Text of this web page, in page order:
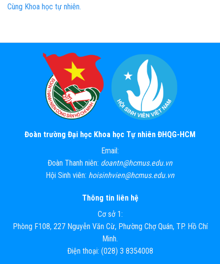
Cùng Khoa học tự nhiên.
Đoàn trường Đại học Khoa học Tự nhiên ĐHQG-HCM
Email:
Đoàn Thanh niên: doantn@hcmus.edu.vn
Hội Sinh viên: hoisinhvien@hcmus.edu.vn
Thông tin liên hệ
Cơ sở 1:
Phòng F108, 227 Nguyễn Văn Cừ, Phường Chợ Quán, TP. Hồ Chí
Minh.
Điện thoại: (028) 3 8354008